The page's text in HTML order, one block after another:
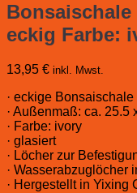
Bonsaischale
eckig Farbe:
13,95 € inkl. Mwst.
· eckige Bonsaischale
· Außenmaß: ca. 25.5
· Farbe: ivory
· glasiert
· Löcher zur
· Wasserabzuglöcher
· Hergestellt in Yixing